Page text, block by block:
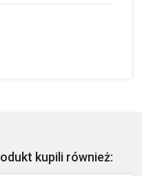
kupili również: